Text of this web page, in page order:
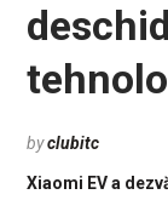
byclubitc
Xiaomi EV a